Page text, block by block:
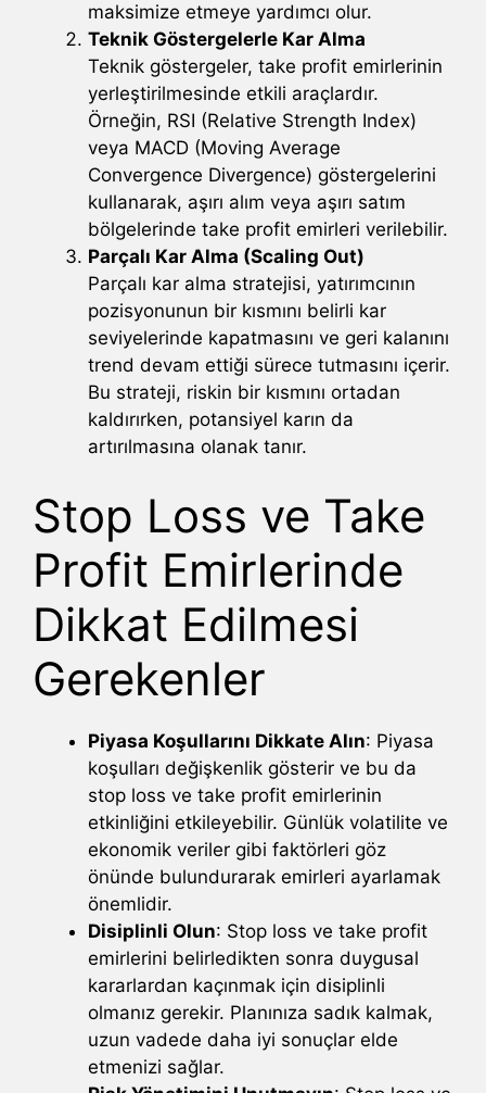
maksimize etmeye yardımcı olur.
Teknik Göstergelerle Kar Alma
Teknik göstergeler, take profit emirlerinin
yerleştirilmesinde etkili araçlardır.
Örneğin, RSI (Relative Strength Index)
veya MACD (Moving Average
Convergence Divergence) göstergelerini
kullanarak, aşırı alım veya aşırı satım
bölgelerinde take profit emirleri verilebilir.
Parçalı Kar Alma (Scaling Out)
Parçalı kar alma stratejisi, yatırımcının
pozisyonunun bir kısmını belirli kar
seviyelerinde kapatmasını ve geri kalanını
trend devam ettiği sürece tutmasını içerir.
Bu strateji, riskin bir kısmını ortadan
kaldırırken, potansiyel karın da
artırılmasına olanak tanır.
Stop Loss ve Take
Profit Emirlerinde
Dikkat Edilmesi
Gerekenler
Piyasa Koşullarını Dikkate Alın: Piyasa
koşulları değişkenlik gösterir ve bu da
stop loss ve take profit emirlerinin
etkinliğini etkileyebilir. Günlük volatilite ve
ekonomik veriler gibi faktörleri göz
önünde bulundurarak emirleri ayarlamak
önemlidir.
Disiplinli Olun: Stop loss ve take profit
emirlerini belirledikten sonra duygusal
kararlardan kaçınmak için disiplinli
olmanız gerekir. Planınıza sadık kalmak,
uzun vadede daha iyi sonuçlar elde
etmenizi sağlar.